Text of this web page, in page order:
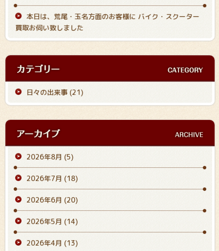
本日は、荒尾・玉名方面のお客様に バイク・スクーター
買取お伺い致しました
日々の出来事 (21)
2026年8月 (5)
2026年7月 (18)
2026年6月 (20)
2026年5月 (14)
2026年4月 (13)